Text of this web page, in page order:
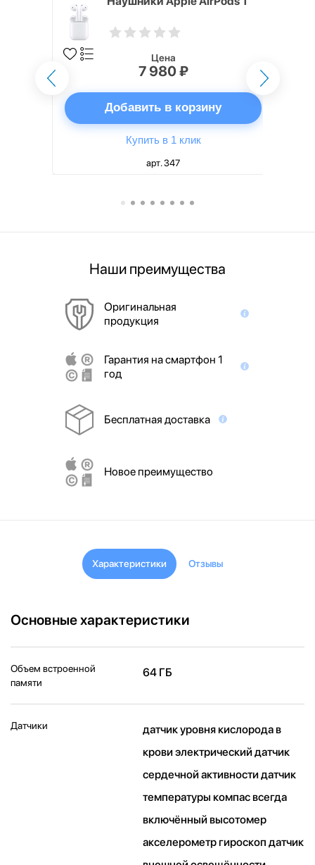
Цена
7 980 ₽
Добавить в корзину
Купить в 1 клик
арт. 347
Наши преимущества
Оригинальная
продукция
Гарантия на смартфон 1
год
Бесплатная доставка
Новое преимущество
Характеристики Отзывы
Основные характеристики
Объем встроенной
памяти
64 ГБ
Датчики
датчик уровня кислорода в
крови электрический датчик
сердечной активности датчик
температуры компас всегда
включённый высотомер
акселерометр гироскоп датчик